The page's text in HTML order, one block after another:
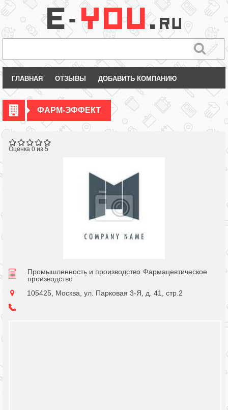
ГЛАВНАЯ ОТЗЫВЫ ДОБАВИТЬ КОМПАНИЮ
ФАРМ-ЭФФЕКТ
Оценка 0 из 5
Промышленность и производство Фармацевтическое
производство
105425, Москва, ул. Парковая 3-Я, д. 41, стр.2